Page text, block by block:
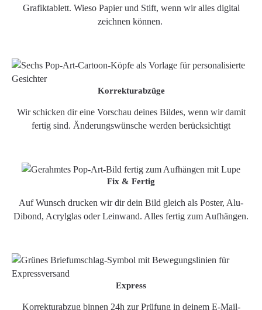
Grafiktablett. Wieso Papier und Stift, wenn wir alles digital
zeichnen können.
Korrekturabzüge
Wir schicken dir eine Vorschau deines Bildes, wenn wir damit
fertig sind. Änderungswünsche werden berücksichtigt
Fix & Fertig
Auf Wunsch drucken wir dir dein Bild gleich als Poster, Alu-
Dibond, Acrylglas oder Leinwand. Alles fertig zum Aufhängen.
Express
Korrekturabzug binnen 24h zur Prüfung in deinem E-Mail-